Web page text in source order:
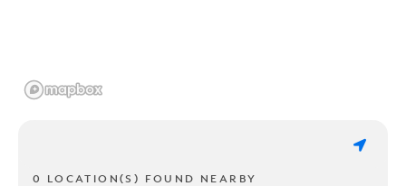
0 LOCATION(S) FOUND NEARBY